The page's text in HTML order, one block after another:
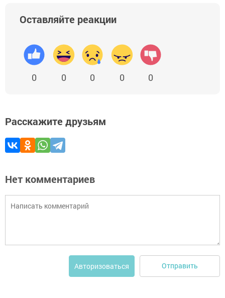
Оставляйте реакции
0 0 0 0 0
Расскажите друзьям
Нет комментариев
Авторизоваться Отправить